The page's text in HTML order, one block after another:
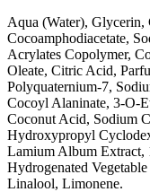
Aqua (Water),
Cocoamphodiacetate,
Acrylates Copolymer,
Oleate, Citric Acid,
Polyquaternium-7,
Cocoyl Alaninate, 3-O-
Coconut Acid, Sodium
Hydroxypropyl
Lamium Album Extract,
Hydrogenated
Linalool, Limonene.